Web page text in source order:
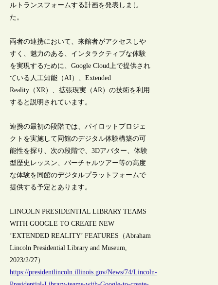
ルトランスフォームする計画を発表しまし
た。
両者の連携において、来館者がアクセスしや
すく、魅力のある、インタラクティブな体験
を実現するために、Google Cloud上で提供され
ている人工知能（AI）、Extended
Reality（XR）、拡張現実（AR）の技術を利用
すると説明されています。
連携の最初の段階では、パイロットプロジェ
クトを実施して同館のデジタル体験構築の可
能性を探り、次の段階で、3Dアバター、体験
型歴史レッスン、バーチャルツアー等の高度
な体験を同館のデジタルプラットフォームで
提供する予定とあります。
LINCOLN PRESIDENTIAL LIBRARY TEAMS
WITH GOOGLE TO CREATE NEW
‘EXTENDED REALITY’ FEATURES（Abraham
Lincoln Presidential Library and Museum,
2023/2/27）
https://presidentlincoln.illinois.gov/News/74/Lincoln-